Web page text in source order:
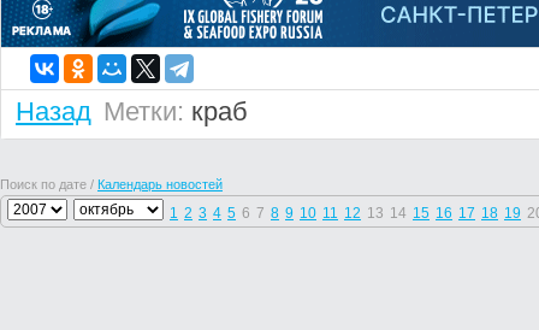
Назад Метки: краб
Поиск по дате / Календарь новостей
1 2 3 4 5 6 7 8 9 10 11 12 13 14 15 16 17 18 19